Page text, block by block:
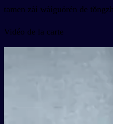
tāmen zài wàiguórén de
Vidéo de la carte